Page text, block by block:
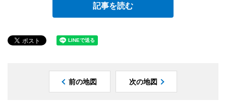
記事を読む
前の地図 次の地図